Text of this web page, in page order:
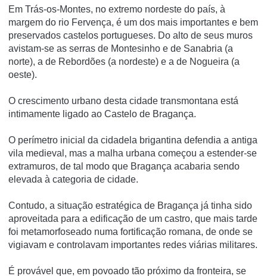
Em Trás-os-Montes, no extremo nordeste do paí­s, à
margem do rio Fervença, é um dos mais importantes e bem
preservados castelos portugueses. Do alto de seus muros
avistam-se as serras de Montesinho e de Sanabria (a
norte), a de Rebordões (a nordeste) e a de Nogueira (a
oeste).
O crescimento urbano desta cidade transmontana está
intimamente ligado ao Castelo de Bragança.
O perímetro inicial da cidadela brigantina defendia a antiga
vila medieval, mas a malha urbana começou a estender-se
extramuros, de tal modo que Bragança acabaria sendo
elevada à categoria de cidade.
Contudo, a situação estratégica de Bragança já tinha sido
aproveitada para a edificação de um castro, que mais tarde
foi metamorfoseado numa fortificação romana, de onde se
vigiavam e controlavam importantes redes viárias militares.
É provável que, em povoado tão próximo da fronteira, se